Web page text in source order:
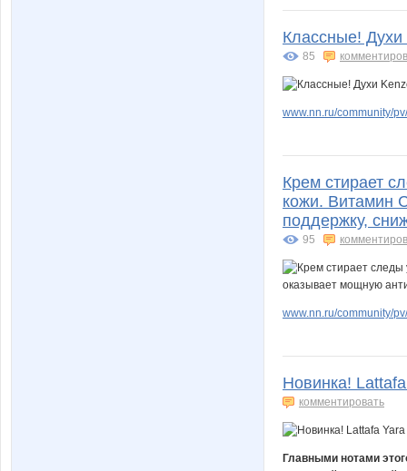
Классные!
85
www.nn.ru/community/
Крем стирает
кожи. Витамин
поддержку,
95
www.nn.ru/community/
Новинка!
комментировать
Главными нотами